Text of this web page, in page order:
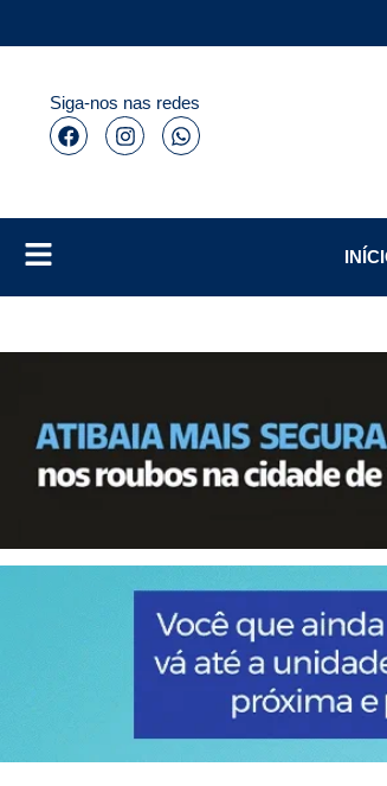
Siga-nos nas redes